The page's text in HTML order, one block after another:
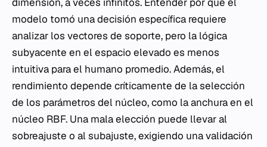
modelo tomó una decisión específica requiere
analizar los vectores de soporte, pero la lógica
subyacente en el espacio elevado es menos
intuitiva para el humano promedio. Además, el
rendimiento depende críticamente de la selección
de los parámetros del núcleo, como la anchura en el
núcleo RBF. Una mala elección puede llevar al
sobreajuste o al subajuste, exigiendo una validación